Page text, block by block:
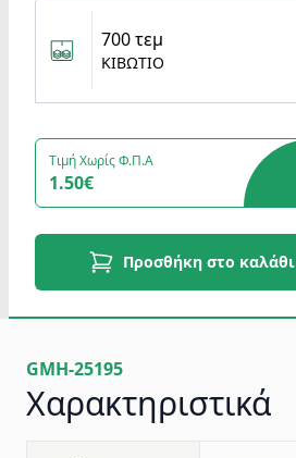
700 τεμ
ΚΙΒΩΤΙΟ
Τιμή Χωρίς Φ.Π.Α
1.50€
Προσθήκη στο καλάθι
GMH-25195
Χαρακτηριστικά